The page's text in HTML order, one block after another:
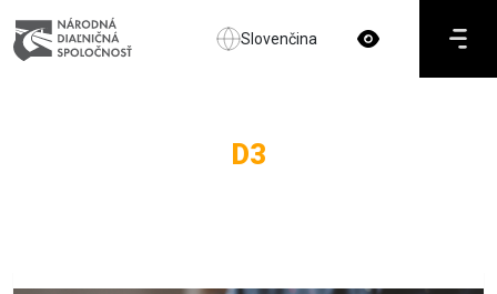
Slovenčina
D3